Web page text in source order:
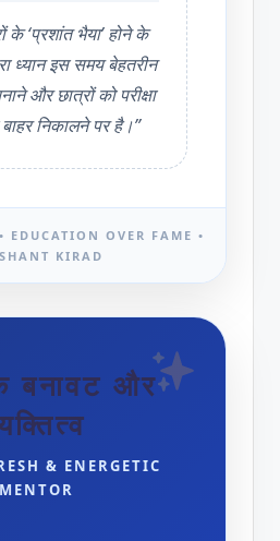
के ‘प्रशांत भैया’ होने के
ध्यान इस समय बेहतरीन
और छात्रों को परीक्षा
निकालने पर है।”
EDUCATION OVER FAME •
KIRAD
बनावट और
& ENERGETIC
MENTOR